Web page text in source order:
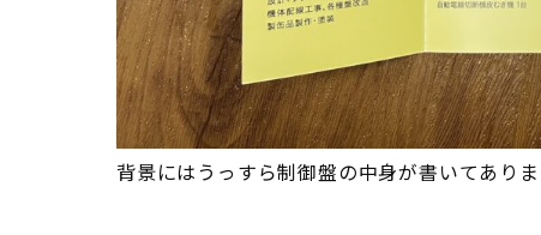
背景にはうっすら制御盤の中身が書いてありま